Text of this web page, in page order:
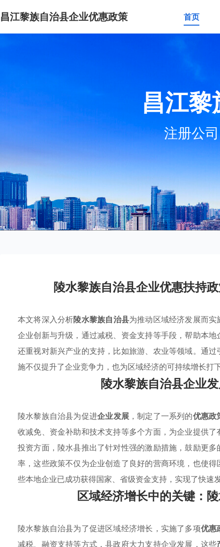
昌江黎族自治县企业优惠政策 首页
昌江
注册公
陵水黎族自治县企业优惠扶持
本文将深入分析陵水黎族自治县为推动区域经济发展而实
企业创新与升级，通过减税、资金支持等手段，帮助本
还重视对新兴产业的支持，比如旅游、农业等领域。通
施不仅提升了企业竞争力，也为区域经济的可持续增长打
陵水黎族自治县企业
陵水黎族自治县为促进企业发展，制定了一系列的优惠政
收减免、资金补助和技术支持等多个方面，为企业提供
投资方面，陵水县推出了针对性强的激励措施，鼓励更
率，这些政策不仅为企业创造了良好的营商环境，也使
些本地企业已成功获得国家、省级资金支持，实现了快
区域经济增长中的关键：
陵水黎族自治县为了促进区域经济增长，实施了多项优惠
减税、融资支持等方式，县政府大力支持企业发展，这些